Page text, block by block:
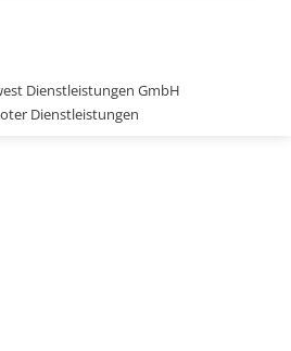
Dienstleistungen GmbH
Dienstleistungen